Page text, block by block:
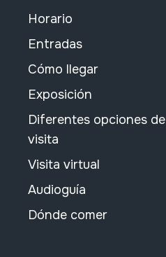
Horario
Entradas
Cómo llegar
Exposición
Diferentes opciones de
visita
Visita virtual
Audioguía
Dónde comer